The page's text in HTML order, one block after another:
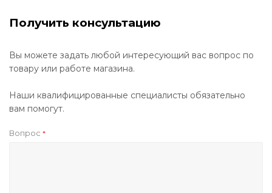
Получить консультацию
Вы можете задать любой интересующий вас вопрос по
товару или работе магазина.
Наши квалифицированные специалисты обязательно
вам помогут.
Вопрос *